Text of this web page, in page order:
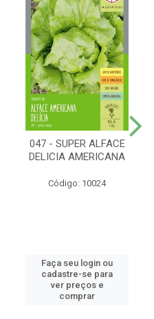
047 - SUPER ALFACE
DELICIA AMERICANA
Código: 10024
Faça seu login ou
cadastre-se para
ver preços e
comprar